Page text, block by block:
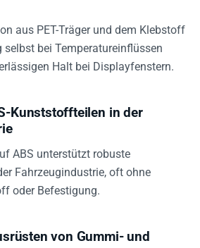
aus PET-Träger und dem Klebstoff
selbst bei Temperatureinflüssen
Halt bei Displayfenstern.
Kunststoffteilen in der
ABS unterstützt robuste
Fahrzeugindustrie, oft ohne
oder Befestigung.
von Gummi- und